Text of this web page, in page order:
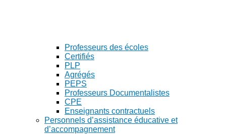
Professeurs des écoles
Certifiés
PLP
Agrégés
PEPS
Professeurs Documentalistes
CPE
Enseignants contractuels
Personnels d’assistance éducative et
d’accompagnement